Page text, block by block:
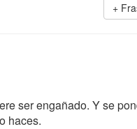
+
ser engañado. Y se
haces.